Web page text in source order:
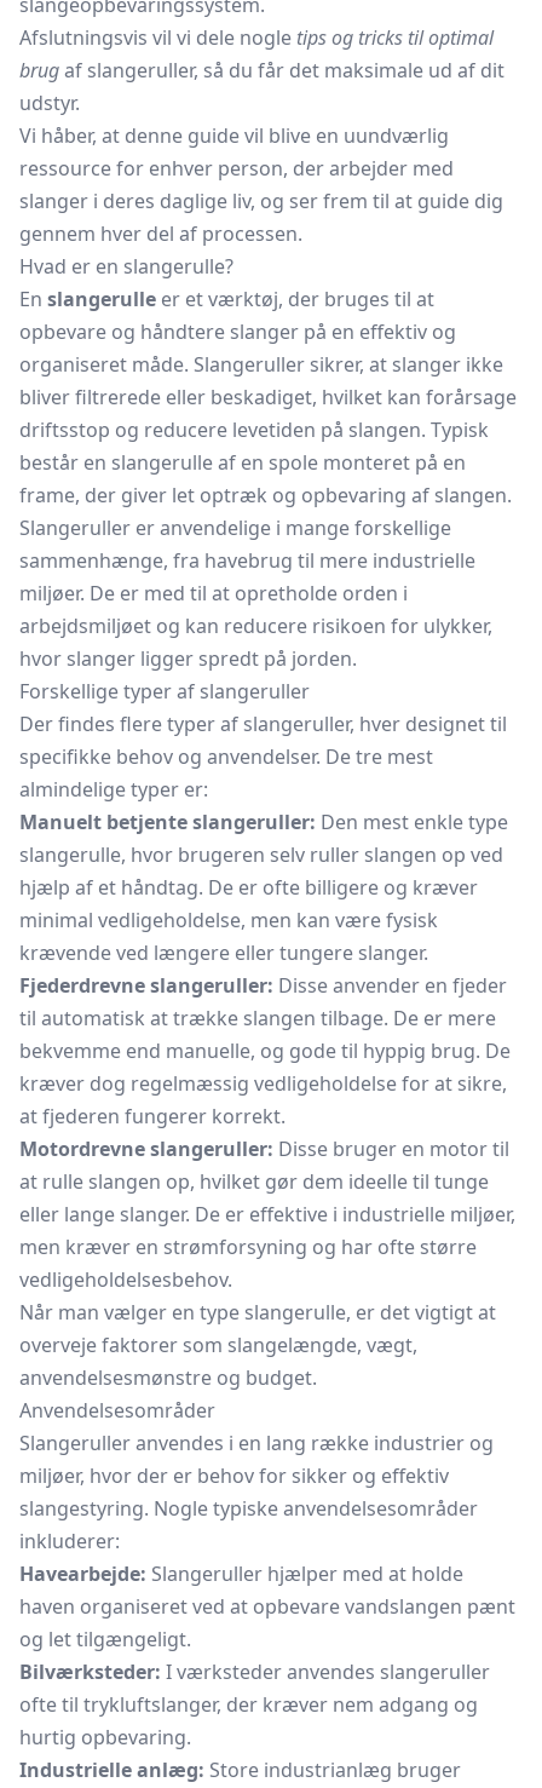
Afslutningsvis vil vi dele nogle tips og tricks til optimal
brugaf slangeruller, så du får det maksimale ud af dit
udstyr.
Vi håber, at denne guide vil blive en uundværlig
ressource for enhver person, der arbejder med
slanger i deres daglige liv, og ser frem til at guide dig
gennem hver del af processen.
Hvad er en slangerulle?
En slangerulle er et værktøj, der bruges til at
opbevare og håndtere slanger på en effektiv og
organiseret måde. Slangeruller sikrer, at slanger ikke
bliver filtrerede eller beskadiget, hvilket kan forårsage
driftsstop og reducere levetiden på slangen. Typisk
består en slangerulle af en spole monteret på en
frame, der giver let optræk og opbevaring af slangen.
Slangeruller er anvendelige i mange forskellige
sammenhænge, fra havebrug til mere industrielle
miljøer. De er med til at opretholde orden i
arbejdsmiljøet og kan reducere risikoen for ulykker,
hvor slanger ligger spredt på jorden.
Forskellige typer af slangeruller
Der findes flere typer af slangeruller, hver designet til
specifikke behov og anvendelser. De tre mest
almindelige typer er:
Manuelt betjente slangeruller: Den mest enkle type
slangerulle, hvor brugeren selv ruller slangen op ved
hjælp af et håndtag. De er ofte billigere og kræver
minimal vedligeholdelse, men kan være fysisk
krævende ved længere eller tungere slanger.
Fjederdrevne slangeruller: Disse anvender en fjeder
til automatisk at trække slangen tilbage. De er mere
bekvemme end manuelle, og gode til hyppig brug. De
kræver dog regelmæssig vedligeholdelse for at sikre,
at fjederen fungerer korrekt.
Motordrevne slangeruller: Disse bruger en motor til
at rulle slangen op, hvilket gør dem ideelle til tunge
eller lange slanger. De er effektive i industrielle miljøer,
men kræver en strømforsyning og har ofte større
vedligeholdelsesbehov.
Når man vælger en type slangerulle, er det vigtigt at
overveje faktorer som slangelængde, vægt,
anvendelsesmønstre og budget.
Anvendelsesområder
Slangeruller anvendes i en lang række industrier og
miljøer, hvor der er behov for sikker og effektiv
slangestyring. Nogle typiske anvendelsesområder
inkluderer:
Havearbejde: Slangeruller hjælper med at holde
haven organiseret ved at opbevare vandslangen pænt
og let tilgængeligt.
Bilværksteder: I værksteder anvendes slangeruller
ofte til trykluftslanger, der kræver nem adgang og
hurtig opbevaring.
Industrielle anlæg: Store industrianlæg bruger